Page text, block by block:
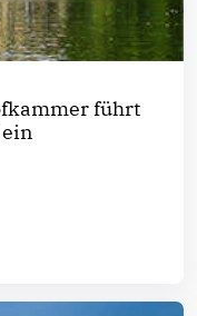
führt